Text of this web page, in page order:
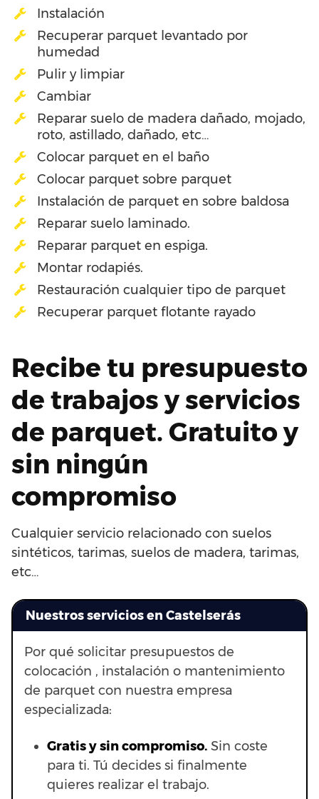
Instalación
Recuperar parquet levantado por
humedad
Pulir y limpiar
Cambiar
Reparar suelo de madera dañado, mojado,
roto, astillado, dañado, etc…
Colocar parquet en el baño
Colocar parquet sobre parquet
Instalación de parquet en sobre baldosa
Reparar suelo laminado.
Reparar parquet en espiga.
Montar rodapiés.
Restauración cualquier tipo de parquet
Recuperar parquet flotante rayado
Recibe tu presupuesto
de trabajos y servicios
de parquet. Gratuito y
sin ningún
compromiso
Cualquier servicio relacionado con suelos
sintéticos, tarimas, suelos de madera, tarimas,
etc…
Nuestros servicios en Castelserás
Por qué solicitar presupuestos de
colocación , instalación o mantenimiento
de parquet con nuestra empresa
especializada:
Gratis y sin compromiso. Sin coste
para ti. Tú decides si finalmente
quieres realizar el trabajo.